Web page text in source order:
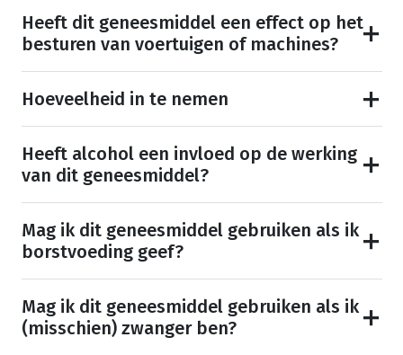
Heeft dit geneesmiddel een effect op het
besturen van voertuigen of machines?
Hoeveelheid in te nemen
Heeft alcohol een invloed op de werking
van dit geneesmiddel?
Mag ik dit geneesmiddel gebruiken als ik
borstvoeding geef?
Mag ik dit geneesmiddel gebruiken als ik
(misschien) zwanger ben?